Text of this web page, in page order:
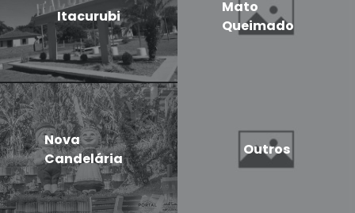
Itacurubi
Mato
Queimado
Nova
Candelária
Outros